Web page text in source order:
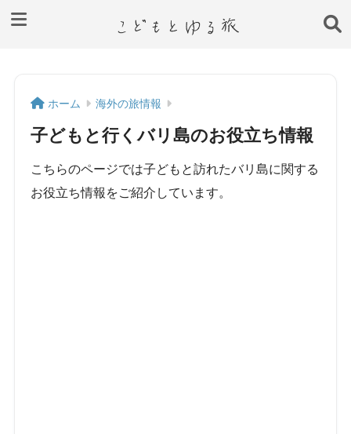
ホーム 海外の旅情報
子どもと行くバリ島のお役立ち情報
こちらのページでは子どもと訪れたバリ島に関する
お役立ち情報をご紹介しています。